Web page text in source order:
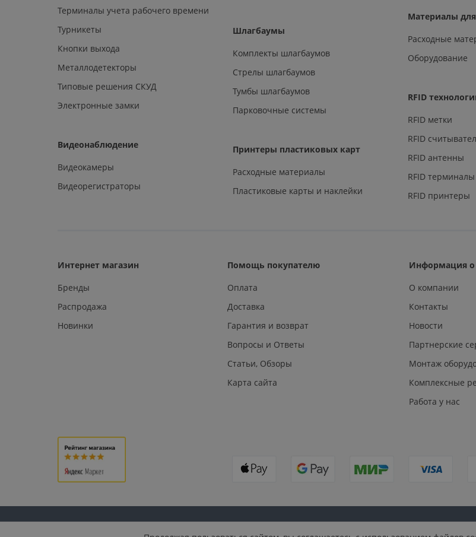
Терминалы учета рабочего времени
Турникеты
Кнопки выхода
Металлодетекторы
Типовые решения СКУД
Электронные замки
Видеонаблюдение
Видеокамеры
Видеорегистраторы
Шлагбаумы
Комплекты шлагбаумов
Стрелы шлагбаумов
Тумбы шлагбаумов
Парковочные системы
Принтеры пластиковых карт
Расходные материалы
Пластиковые карты и наклейки
Материалы
Расходные
Оборудование
RFID
RFID метки
RFID
RFID антенны
RFID
RFID принтеры
Интернет магазин
Бренды
Распродажа
Новинки
Помощь покупателю
Оплата
Доставка
Гарантия и возврат
Вопросы и Ответы
Статьи, Обзоры
Карта сайта
Информация о
О компании
Контакты
Новости
Партнерские
Монтаж
Комплексные
Работа у нас